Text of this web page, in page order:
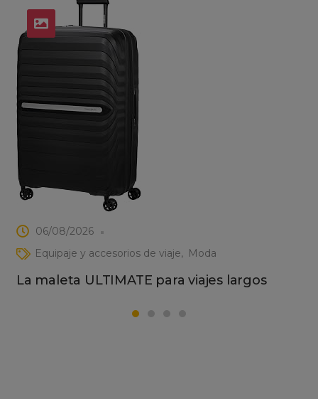
06/08/2026
Equipaje y accesorios de viaje
Moda
La maleta ULTIMATE para viajes largos